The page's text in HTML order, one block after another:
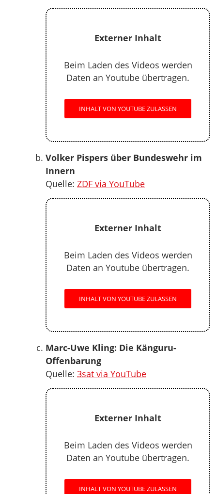
Externer Inhalt
Beim Laden des Videos werden
Daten an Youtube übertragen.
INHALT VON YOUTUBE ZULASSEN
Volker Pispers über Bundeswehr im
Innern
Quelle: ZDF via YouTube
Externer Inhalt
Beim Laden des Videos werden
Daten an Youtube übertragen.
INHALT VON YOUTUBE ZULASSEN
Marc-Uwe Kling: Die Känguru-
Offenbarung
Quelle: 3sat via YouTube
Externer Inhalt
Beim Laden des Videos werden
Daten an Youtube übertragen.
INHALT VON YOUTUBE ZULASSEN